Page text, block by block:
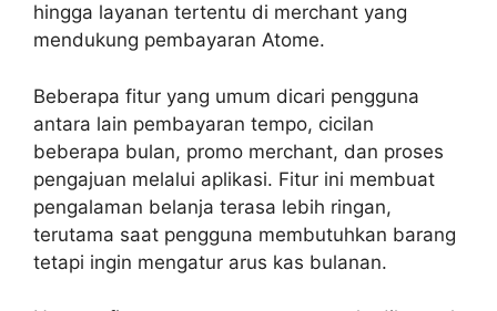
hingga layanan tertentu di merchant yang
mendukung pembayaran Atome.
Beberapa fitur yang umum dicari pengguna
antara lain pembayaran tempo, cicilan
beberapa bulan, promo merchant, dan proses
pengajuan melalui aplikasi. Fitur ini membuat
pengalaman belanja terasa lebih ringan,
terutama saat pengguna membutuhkan barang
tetapi ingin mengatur arus kas bulanan.